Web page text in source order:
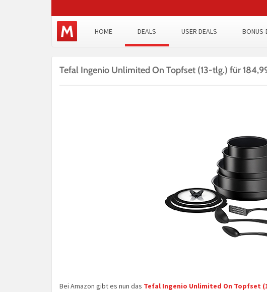
HOME DEALS USER DEALS BONUS-
Tefal Ingenio Unlimited On Topfset (13-tlg.) für
Bei Amazon gibt es nun das Tefal Ingenio Unlimited On Topfset